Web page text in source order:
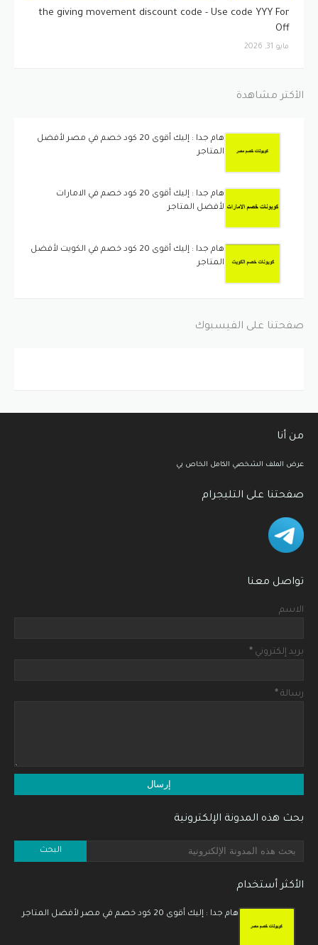
the giving movement discount code - Use code YYY For
Off
مايو 31, 2026
الأكثر مشاهدة
هام جدا : إليك أقوى 20 كود خصم في مصر لأفضل
المتاجر
هام جدا : إليك أقوى 20 كود خصم في الامارات
لأفضل المتاجر
هام جدا : إليك أقوى 20 كود خصم في الكويت لأفضل
المتاجر
صفحتنا على الفيسبوك
من أنا
عرض الملف الشخصي الكامل الخاص بي
صفحتنا على التليجرام
تواصل معنا
الاسم
بريد إلكتروني *
رسالة *
بحث هذه المدونة الإلكترونية
الأكثر أستخدام
هام جدا : إليك أقوى 20 كود خصم في مصر لأفضل المتاجر